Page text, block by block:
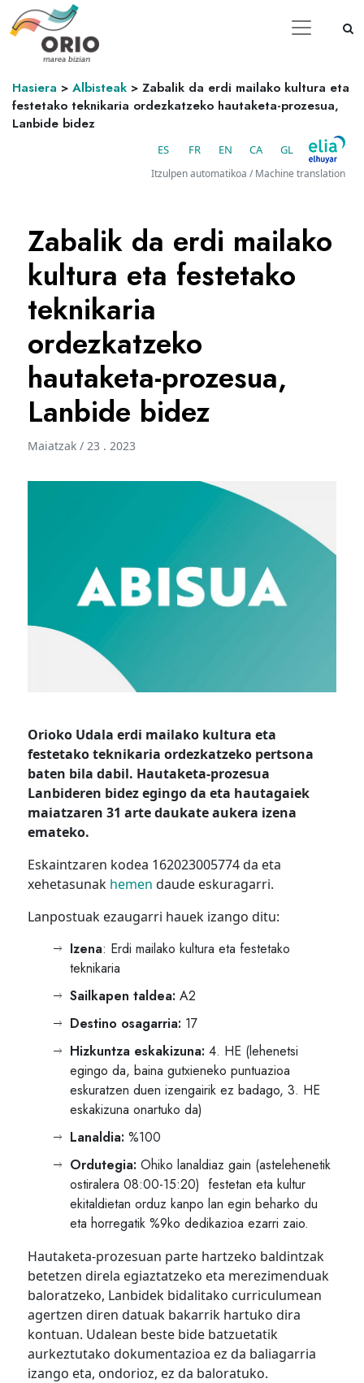
Hasiera > Albisteak > Zabalik da erdi mailako kultura eta
festetako teknikaria ordezkatzeko hautaketa-prozesua,
Lanbide bidez
ES FR EN CA GL
Itzulpen automatikoa / Machine translation
Zabalik da erdi mailako
kultura eta festetako
teknikaria
ordezkatzeko
hautaketa-prozesua,
Lanbide bidez
Maiatzak / 23 . 2023
Orioko Udala erdi mailako kultura eta
festetako teknikaria ordezkatzeko pertsona
baten bila dabil. Hautaketa-prozesua
Lanbideren bidez egingo da eta hautagaiek
maiatzaren 31 artedaukateaukera izena
emateko.
Eskaintzaren kodea 162023005774 da eta
xehetasunak hemen daude eskuragarri.
Lanpostuak ezaugarri hauek izango ditu:
Izena: Erdi mailako kultura eta festetako
teknikaria
Sailkapen taldea: A2
Destino osagarria: 17
Hizkuntza eskakizuna: 4. HE (lehenetsi
egingo da, baina gutxieneko puntuazioa
eskuratzen duen izengairik ez badago, 3. HE
eskakizuna onartuko da)
Lanaldia: %100
Ordutegia: Ohiko lanaldiaz gain (astelehenetik
ostiralera 08:00-15:20) festetan eta kultur
ekitaldietan orduz kanpo lan egin beharko du
eta horregatik %9ko dedikazioa ezarri zaio.
Hautaketa-prozesuan parte hartzeko baldintzak
betetzen direla egiaztatzeko eta merezimenduak
baloratzeko, Lanbidek bidalitako curriculumean
agertzen diren datuak bakarrik hartuko dira
kontuan. Udalean beste bide batzuetatik
aurkeztutako dokumentazioa ez da baliagarria
izango eta, ondorioz, ez da baloratuko.